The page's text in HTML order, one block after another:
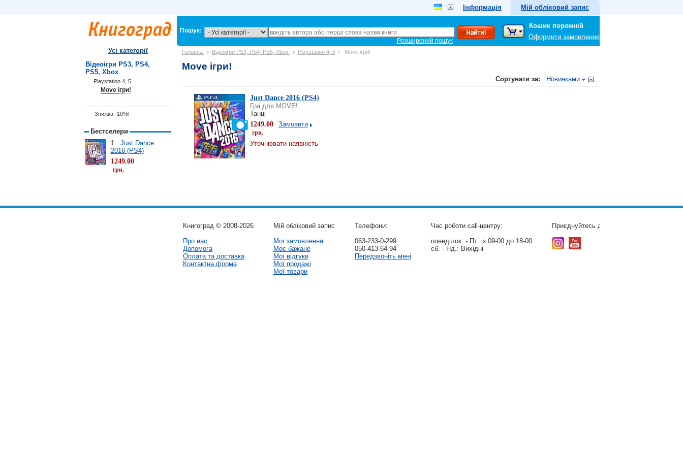
Інформація Мій обліковий запис
Пошук:
Розширений пошук
Кошик порожній
Оформити замовлення
Головна Відеоігри PS3, PS4, PS5, Xbox Playstation 4, 5 Move ігри!
Move ігри!
Сортувати за: Новинками
Just Dance 2016 (PS4)
Гра для MOVE!
Танці
1249.00
грн.
Замовити
Уточнювати наявність
Усі категорії
Відеоігри PS3, PS4,
PS5, Xbox
Playstation 4, 5
Move ігри!
Знижка -10%!
Бестселери
1. Just Dance
2016 (PS4)
1249.00
грн.
Книгоград © 2008-2026
Про нас
Допомога
Оплата та доставка
Контактна форма
Мій обліковий запис
Мої замовлення
Моє бажане
Мої відгуки
Мої продажі
Мої товари
Телефони:
063-233-0-299
050-413-64-94
Передзвоніть мені
Час роботи call-центру:
понеділок. - Пт.: з 09-00 до 18-00
сб. - Нд.: Вихідні
Приєднуйтесь до нас: